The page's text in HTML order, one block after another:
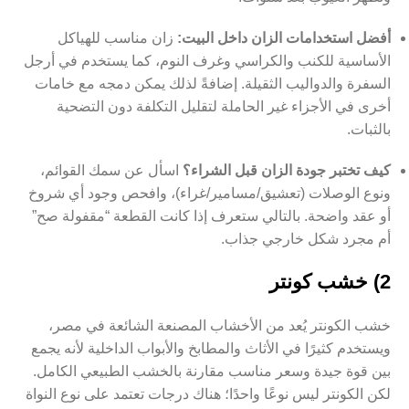
أفضل استخدامات الزان داخل البيت: زان مناسب للهياكل
الأساسية للكنب والكراسي وغرف النوم، كما يستخدم في أرجل
السفرة والدواليب الثقيلة. إضافةً لذلك يمكن دمجه مع خامات
أخرى في الأجزاء غير الحاملة لتقليل التكلفة دون التضحية
بالثبات.
كيف تختبر جودة الزان قبل الشراء؟ اسأل عن سمك القوائم،
ونوع الوصلات (تعشيق/مسامير/غراء)، وافحص وجود أي شروخ
أو عقد واضحة. بالتالي ستعرف إذا كانت القطعة “مقفولة صح”
أم مجرد شكل خارجي جذاب.
2) خشب كونتر
خشب الكونتر يُعد من الأخشاب المصنعة الشائعة في مصر،
ويستخدم كثيرًا في الأثاث والمطابخ والأبواب الداخلية لأنه يجمع
بين قوة جيدة وسعر مناسب مقارنة بالخشب الطبيعي الكامل.
لكن الكونتر ليس نوعًا واحدًا؛ هناك درجات تعتمد على نوع النواة